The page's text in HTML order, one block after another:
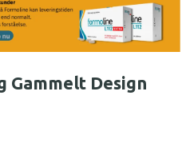
Gammelt Design